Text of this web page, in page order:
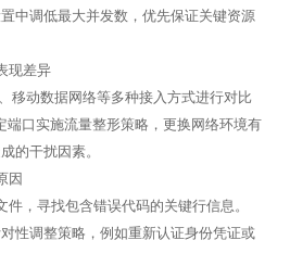
中调低最大并发数，优先保证关键资源
现差异
移动数据网络等多种接入方式进行对比
端口实施流量整形策略，更换网络环境有
的干扰因素。
因
，寻找包含错误代码的关键行信息。
性调整策略，例如重新认证身份凭证或